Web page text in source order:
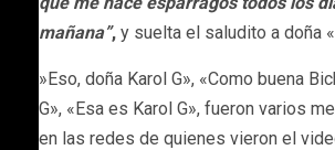
mañana”, y suelta el saludito a doña
»Eso, doña Karol G», «Como buena
G», «Esa es Karol G», fueron varios
en las redes de quienes vieron el